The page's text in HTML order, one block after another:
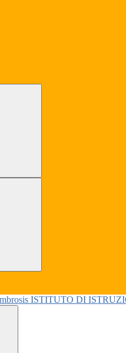
ISTITUTO DI